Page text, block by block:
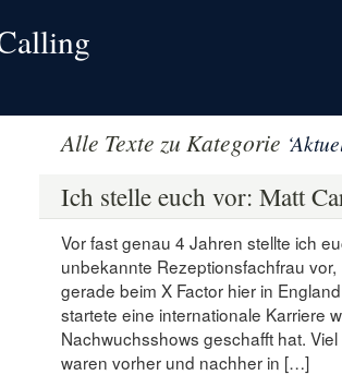
Alle Texte zu Kategorie
Ich stelle euch vor: Matt
Vor fast genau 4 Jahren stellte ich
unbekannte Rezeptionsfachfrau
gerade beim X Factor hier in
startete eine internationale Karriere
Nachwuchsshows geschafft hat.
waren vorher und nachher in […]